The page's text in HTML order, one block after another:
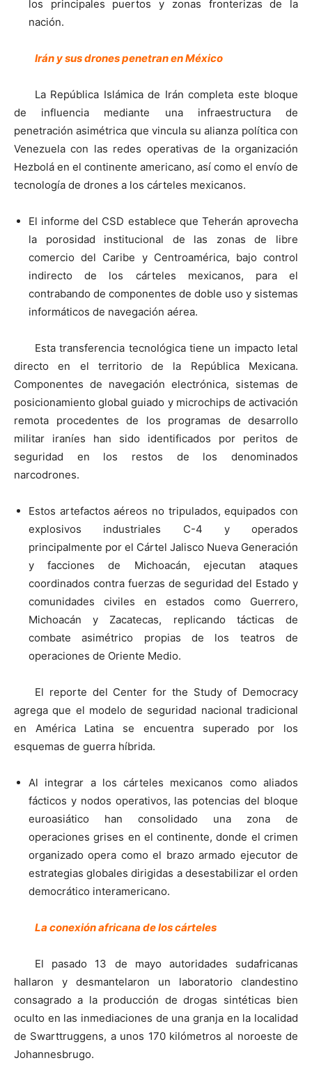
los principales puertos y zonas fronterizas de la
nación.
Irán y sus drones penetran en México
La República Islámica de Irán completa este bloque
de influencia mediante una infraestructura de
penetración asimétrica que vincula su alianza política con
Venezuela con las redes operativas de la organización
Hezbolá en el continente americano, así como el envío de
tecnología de drones a los cárteles mexicanos.
El informe del CSD establece que Teherán aprovecha
la porosidad institucional de las zonas de libre
comercio del Caribe y Centroamérica, bajo control
indirecto de los cárteles mexicanos, para el
contrabando de componentes de doble uso y sistemas
informáticos de navegación aérea.
Esta transferencia tecnológica tiene un impacto letal
directo en el territorio de la República Mexicana.
Componentes de navegación electrónica, sistemas de
posicionamiento global guiado y microchips de activación
remota procedentes de los programas de desarrollo
militar iraníes han sido identificados por peritos de
seguridad en los restos de los denominados
narcodrones.
Estos artefactos aéreos no tripulados, equipados con
explosivos industriales C-4 y operados
principalmente por el Cártel Jalisco Nueva Generación
y facciones de Michoacán, ejecutan ataques
coordinados contra fuerzas de seguridad del Estado y
comunidades civiles en estados como Guerrero,
Michoacán y Zacatecas, replicando tácticas de
combate asimétrico propias de los teatros de
operaciones de Oriente Medio.
El reporte del Center for the Study of Democracy
agrega que el modelo de seguridad nacional tradicional
en América Latina se encuentra superado por los
esquemas de guerra híbrida.
Al integrar a los cárteles mexicanos como aliados
fácticos y nodos operativos, las potencias del bloque
euroasiático han consolidado una zona de
operaciones grises en el continente, donde el crimen
organizado opera como el brazo armado ejecutor de
estrategias globales dirigidas a desestabilizar el orden
democrático interamericano.
La conexión africana de los cárteles
El pasado 13 de mayo autoridades sudafricanas
hallaron y desmantelaron un laboratorio clandestino
consagrado a la producción de drogas sintéticas bien
oculto en las inmediaciones de una granja en la localidad
de Swarttruggens, a unos 170 kilómetros al noroeste de
Johannesbrugo.